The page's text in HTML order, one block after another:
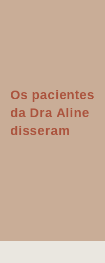
Os pacientes
da Dra Aline
disseram